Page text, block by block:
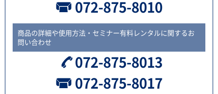
072-875-8010
商品の詳細や使用方法・セミナー有料レンタルに関するお
問い合わせ
072-875-8013
072-875-8017